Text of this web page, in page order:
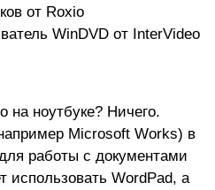
от Roxio
WinDVD от InterVideo
на ноутбуке? Ничего.
Microsoft Works) в
работы с документами
использовать WordPad, а